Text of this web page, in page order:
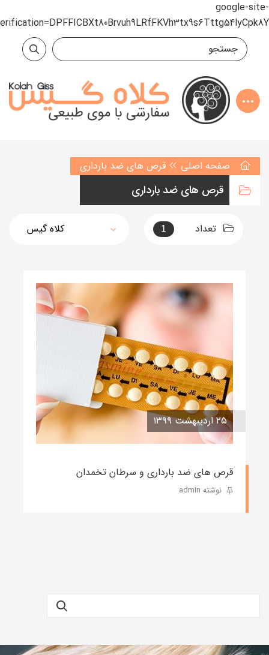
google-site-
صفحه اصلی قرص های ضد بارداری
قرص های ضد بارداری
تعداد 1
۲۵ اردیبهشت ۱۳۹۹
قرص های ضد بارداری و سرطان تخمدان
نوشته admin